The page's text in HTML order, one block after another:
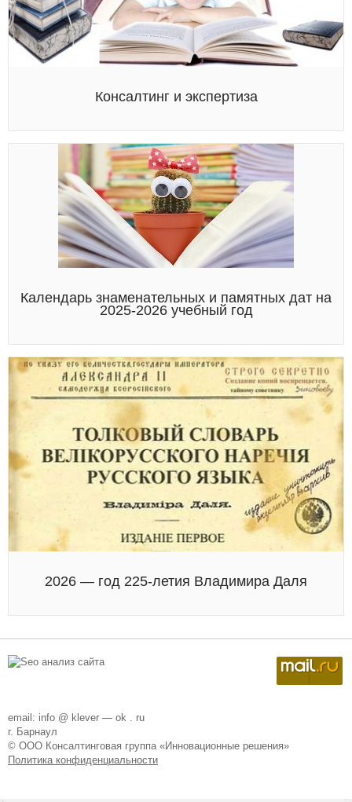
Консалтинг и экспертиза
Календарь знаменательных и памятных дат на
2025-2026 учебный год
2026 — год 225-летия Владимира Даля
email: info @ klever — ok . ru
г. Барнаул
© ООО Консалтинговая группа «Инновационные решения»
Политика конфиденциальности